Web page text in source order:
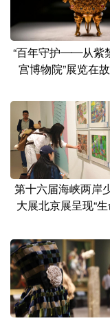
新疆
多语种频道
English
Русский язык
Deutsch
“百年守护——从紫
宫博物院”展览在
第十六届海峡两岸
大展北京展呈现“生